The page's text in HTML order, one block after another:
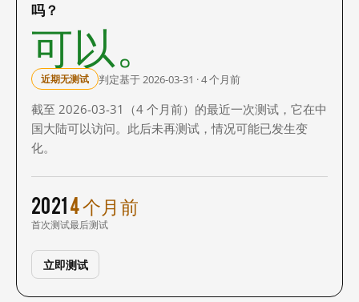
吗？
可以。
近期无测试 判定基于 2026-03-31 · 4 个月前
截至 2026-03-31（4 个月前）的最近一次测试，它在中
国大陆可以访问。此后未再测试，情况可能已发生变
化。
2021
首次测试
4 个月前
最后测试
立即测试